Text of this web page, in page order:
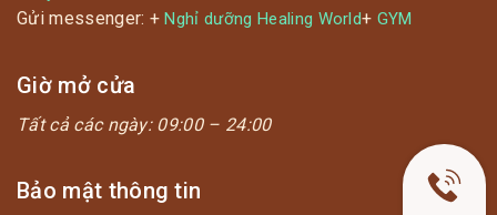
Gửi messenger: +Nghỉ dưỡng Healing World+ GYM
Giờ mở cửa
Tất cả các ngày: 09:00 – 24:00
Bảo mật thông tin